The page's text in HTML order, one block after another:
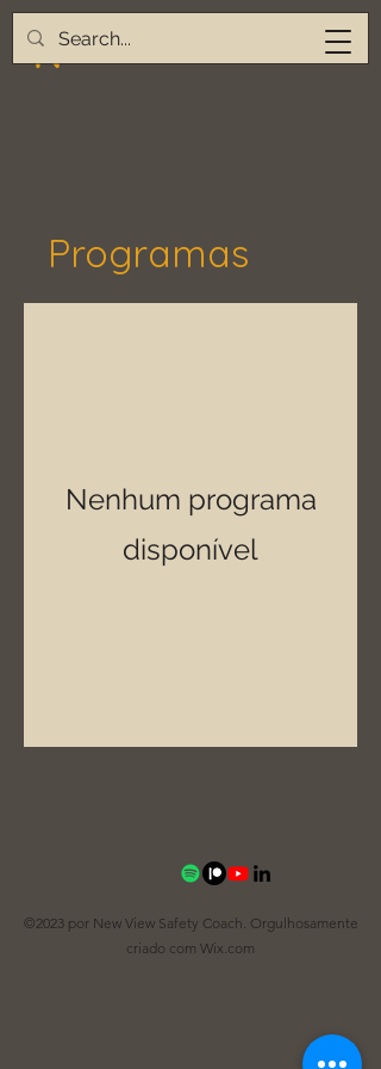
Programas
Nenhum programa
disponível
©2023 por New View Safety Coach. Orgulhosamente
criado com Wix.com